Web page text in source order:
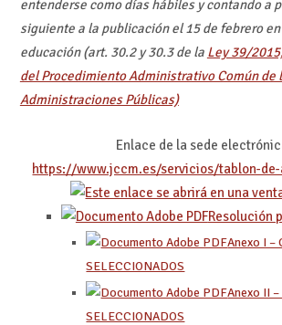
entenderse como días hábiles y contando a
siguiente a la publicación el 15 de febrero
educación (art. 30.2 y 30.3 de la Ley 39/
del Procedimiento Administrativo Común de
Administraciones Públicas)
Enlace de la sede
https://www.jccm.es/servicios/tablon-
Resolución
Anexo I –
SELECCIONADOS
Anexo II –
SELECCIONADOS